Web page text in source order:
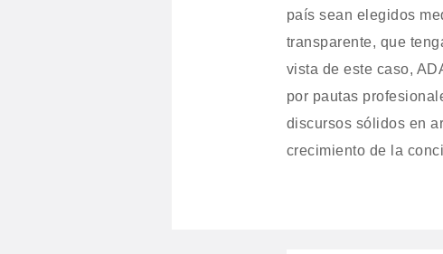
país sean elegidos
transparente, que
vista de este caso,
por pautas
discursos sólidos en
crecimiento de la